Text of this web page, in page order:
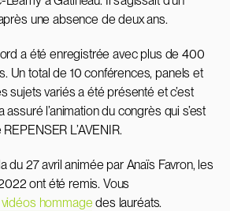
une absence de deux ans.
a été enregistrée avec plus de 400
Un total de 10 conférences, panels et
sujets variés a été présenté et c’est
assuré l’animation du congrès qui s’est
L’AVENIR.
du 27 avril animée par Anaïs Favron, les
ont été remis. Vous
hommage des lauréats.